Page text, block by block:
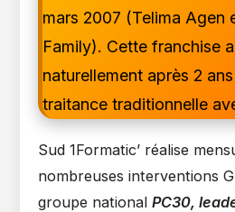
mars 2007 (Telima Agen
Family). Cette franchise
naturellement après 2
traitance traditionnelle
Sud 1Formatic’ réalise
nombreuses interventions
groupe nationalPC30,